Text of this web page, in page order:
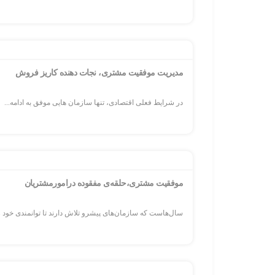
مدیریت موفقیت مشتری، نجات دهنده کاریز فروش
در شرایط فعلی اقتصادی، تنها سازمان هایی موفق به ادامه...
موفقیت مشتری،حلقه‌ی مفقوده درامورمشتریان
سال‌هاست که سازمان‌های پیشرو تلاش دارند تا توانمندی خود